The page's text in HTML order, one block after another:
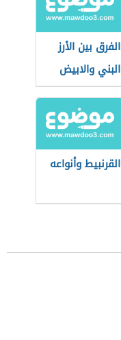
الفرق بين الأرز
البني والابيض
القرنبيط وأنواعه